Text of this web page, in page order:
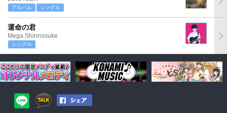
アルバム シングル
運命の君
Mega Shinnosuke
シングル